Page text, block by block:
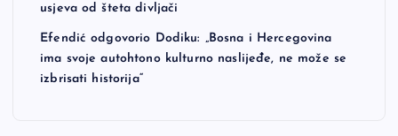
usjeva od šteta divljači
Efendić odgovorio Dodiku: „Bosna i Hercegovina
ima svoje autohtono kulturno naslijeđe, ne može se
izbrisati historija“